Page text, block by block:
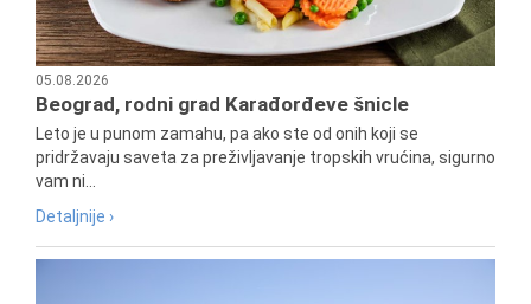
05.08.2026
Beograd, rodni grad Karađorđeve šnicle
Leto je u punom zamahu, pa ako ste od onih koji se
pridržavaju saveta za preživljavanje tropskih vrućina, sigurno
vam ni...
Detaljnije ›